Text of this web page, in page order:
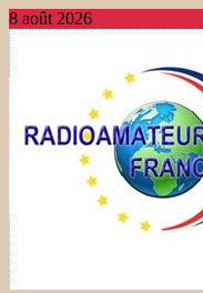
8 août 2026